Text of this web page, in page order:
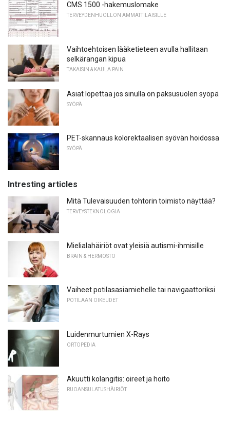
CMS 1500 -hakemuslomake
TERVEYDENHUOLLON AMMATTILAISILLE
Vaihtoehtoisen lääketieteen avulla hallitaan
selkärangan kipua
TAKAISIN & KAULA PAIN
Asiat lopettaa jos sinulla on paksusuolen syöpä
SYÖPÄ
PET-skannaus kolorektaalisen syövän hoidossa
SYÖPÄ
Intresting articles
Mitä Tulevaisuuden tohtorin toimisto näyttää?
TERVEYSTEKNOLOGIA
Mielialahäiriöt ovat yleisiä autismi-ihmisille
BRAIN & HERMOSTO
Vaiheet potilasasiamiehelle tai navigaattoriksi
POTILAAN OIKEUDET
Luidenmurtumien X-Rays
ORTOPEDIA
Akuutti kolangitis: oireet ja hoito
RUOANSULATUSHÄIRIÖT